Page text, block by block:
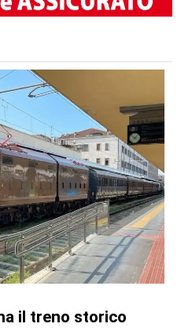
AUTORE
arrestato per